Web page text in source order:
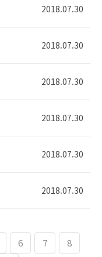
2018.07.30
2018.07.30
2018.07.30
2018.07.30
2018.07.30
2018.07.30
6 7
8